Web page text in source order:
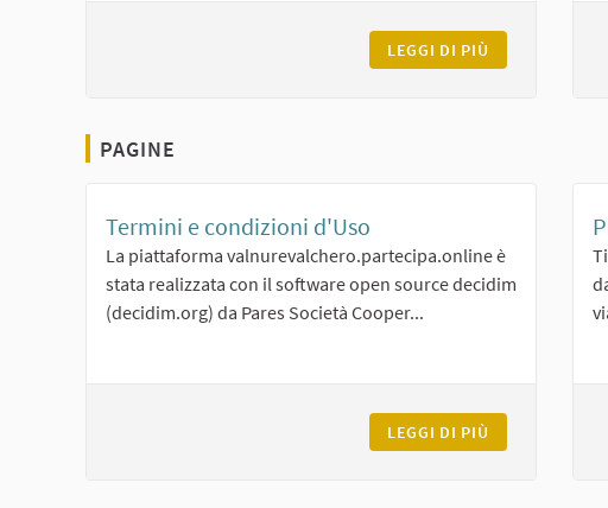
LEGGI DI PIÙ LA
PAGINE
Termini e condizioni d'Uso
La piattaforma valnurevalchero.partecipa.online è
stata realizzata con il software open source decidim
(decidim.org) da Pares Società Cooper...
LEGGI DI PIÙ